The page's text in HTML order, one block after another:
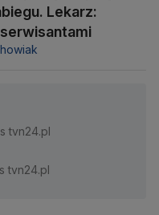
Lekarz:
tvn24.pl
tvn24.pl